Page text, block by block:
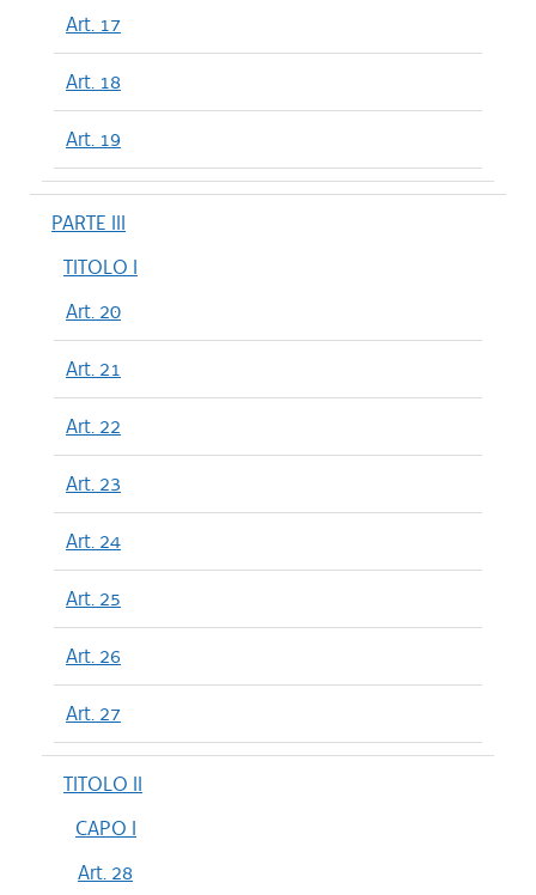
Art. 17
Art. 18
Art. 19
PARTE III
TITOLO I
Art. 20
Art. 21
Art. 22
Art. 23
Art. 24
Art. 25
Art. 26
Art. 27
TITOLO II
CAPO I
Art. 28